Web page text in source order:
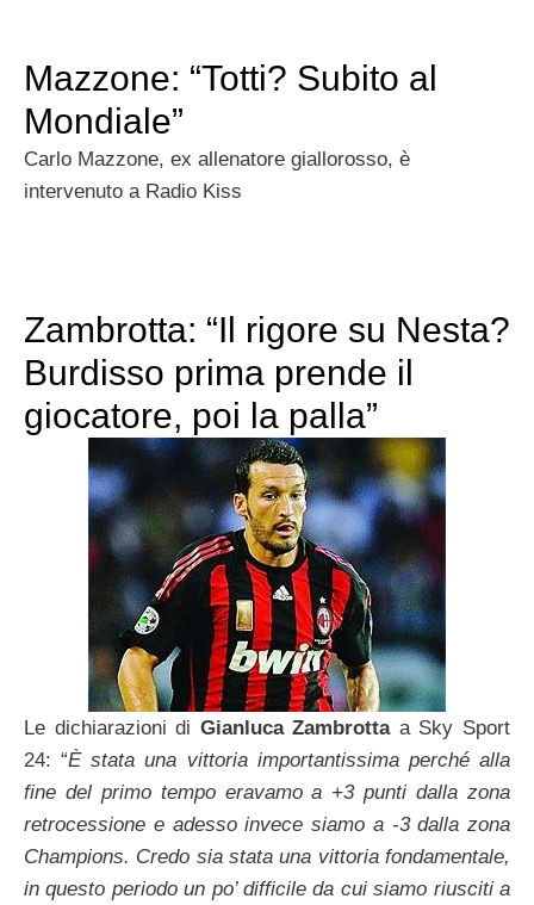
Mazzone: “Totti? Subito al
Mondiale”
Carlo Mazzone, ex allenatore giallorosso, è
intervenuto a Radio Kiss
Zambrotta: “Il rigore su Nesta?
Burdisso prima prende il
giocatore, poi la palla”
Le dichiarazioni di Gianluca Zambrottaa Sky Sport
24: “È stata una vittoria importantissima perché alla
fine del primo tempo eravamo a +3 punti dalla zona
retrocessione e adesso invece siamo a -3 dalla zona
Champions. Credo sia stata una vittoria fondamentale,
in questo periodo un po’ difficile da cui siamo riusciti a